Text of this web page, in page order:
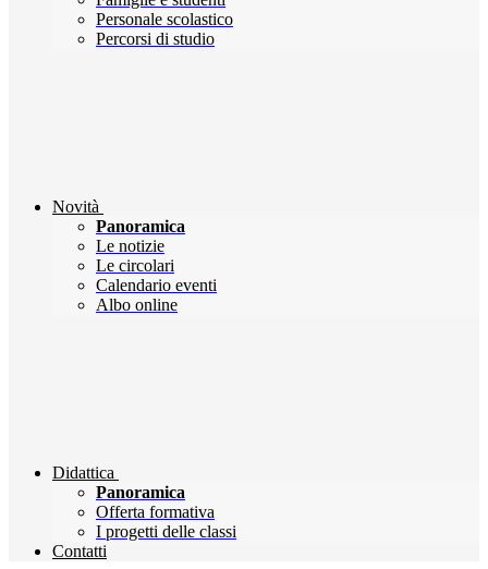
Personale scolastico
Percorsi di studio
Novità
Panoramica
Le notizie
Le circolari
Calendario eventi
Albo online
Didattica
Panoramica
Offerta formativa
I progetti delle classi
Contatti